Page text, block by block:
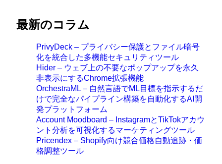
最新のコラム
PrivyDeck – プライバシー保護とファイル暗号
化を統合した多機能セキュリティツール
Hider – ウェブ上の不要なポップアップを永久
非表示にするChrome拡張機能
OrchestraML – 自然言語でML目標を指示するだ
けで完全なパイプライン構築を自動化するAI開
発プラットフォーム
Account Moodboard – InstagramとTikTokアカウ
ント分析を可視化するマーケティングツール
Pricendex – Shopify向け競合価格自動追跡・価
格調整ツール